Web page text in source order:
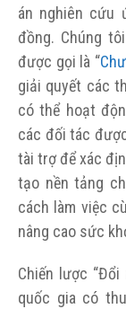
án nghiên cứu
đồng. Chúng
được gọi là “
giải quyết các
có thể hoạt
các đối tác
tài trợ để xác
tạo nền tảng
cách làm việc
nâng cao sức
Chiến lược
quốc gia có